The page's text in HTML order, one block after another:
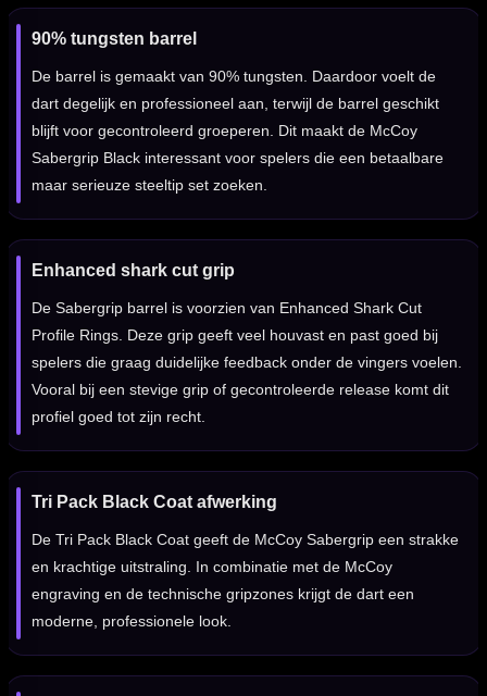
90% tungsten barrel
De barrel is gemaakt van 90% tungsten. Daardoor voelt de
dart degelijk en professioneel aan, terwijl de barrel geschikt
blijft voor gecontroleerd groeperen. Dit maakt de McCoy
Sabergrip Black interessant voor spelers die een betaalbare
maar serieuze steeltip set zoeken.
Enhanced shark cut grip
De Sabergrip barrel is voorzien van Enhanced Shark Cut
Profile Rings. Deze grip geeft veel houvast en past goed bij
spelers die graag duidelijke feedback onder de vingers voelen.
Vooral bij een stevige grip of gecontroleerde release komt dit
profiel goed tot zijn recht.
Tri Pack Black Coat afwerking
De Tri Pack Black Coat geeft de McCoy Sabergrip een strakke
en krachtige uitstraling. In combinatie met de McCoy
engraving en de technische gripzones krijgt de dart een
moderne, professionele look.